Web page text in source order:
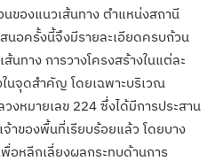
ของแนวเส้นทาง ตำแหน่งสถานี
นอครั้งนี้จึงมีรายละเอียดครบถ้วน
นทาง การวางโครงสร้างในแต่ละ
นจุดสำคัญ โดยเฉพาะบริเวณ
งหมายเลข 224 ซึ่งได้มีการประสาน
าของพื้นที่เรียบร้อยแล้ว โดยบาง
พื่อหลีกเลี่ยงผลกระทบด้านการ